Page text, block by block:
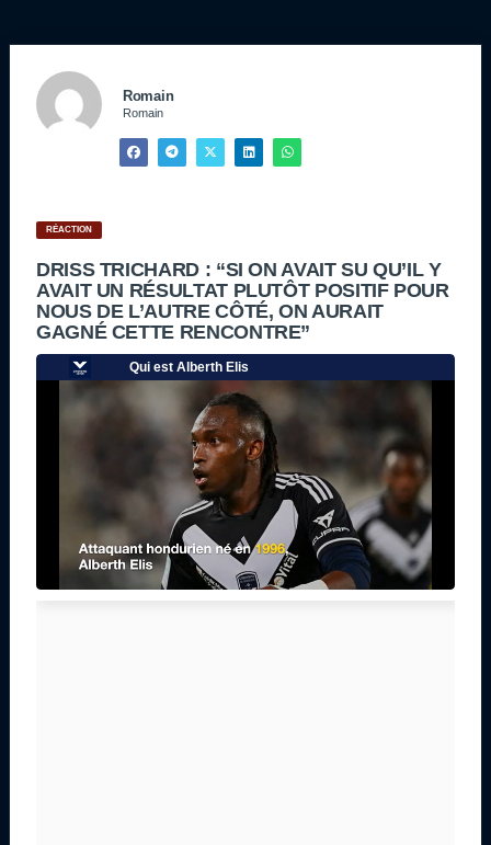
Romain
Romain
RÉACTION
DRISS TRICHARD : “SI ON AVAIT SU QU’IL Y
AVAIT UN RÉSULTAT PLUTÔT POSITIF POUR
NOUS DE L’AUTRE CÔTÉ, ON AURAIT
GAGNÉ CETTE RENCONTRE”